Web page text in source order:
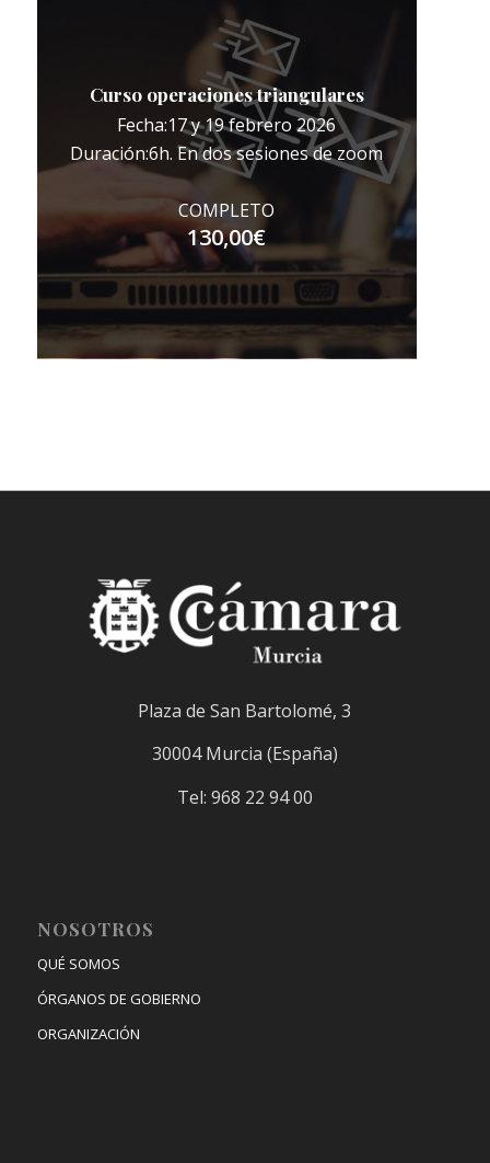
Curso operaciones triangulares
Fecha:17 y 19 febrero 2026
Duración:6h. En dos sesiones de zoom
COMPLETO
130,00€
Plaza de San Bartolomé, 3
30004 Murcia (España)
Tel: 968 22 94 00
NOSOTROS
QUÉ SOMOS
ÓRGANOS DE GOBIERNO
ORGANIZACIÓN